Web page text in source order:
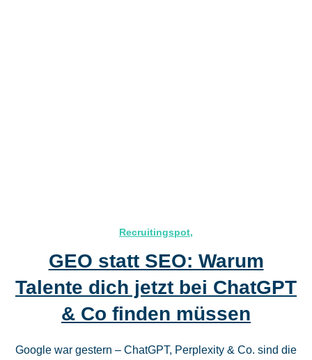
Recruitingspot,
GEO statt SEO: Warum
Talente dich jetzt bei ChatGPT
& Co finden müssen
Google war gestern – ChatGPT, Perplexity & Co. sind die